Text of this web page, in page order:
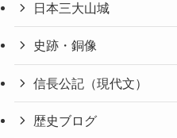
日本三大山城
史跡・銅像
信長公記（現代文）
歴史ブログ